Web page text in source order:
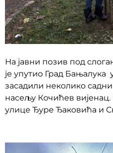
На јавни позив под
је упутио Град
засадили неколико
насељу Кочићев
улице Ђуре Ђаковића и